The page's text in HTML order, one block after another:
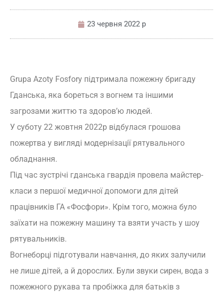
23 червня 2022 р
Grupa Azoty Fosfory підтримала пожежну бригаду
Гданська, яка бореться з вогнем та іншими
загрозами життю та здоров’ю людей.
У суботу 22 жовтня 2022р відбулася грошова
пожертва у вигляді модернізації рятувального
обладнання.
Під час зустрічі гданська гвардія провела майстер-
класи з першої медичної допомоги для дітей
працівників ГА «Фосфори». Крім того, можна було
заїхати на пожежну машину та взяти участь у шоу
рятувальників.
Вогнеборці підготували навчання, до яких залучили
не лише дітей, а й дорослих. Були звуки сирен, вода з
пожежного рукава та пробіжка для батьків з